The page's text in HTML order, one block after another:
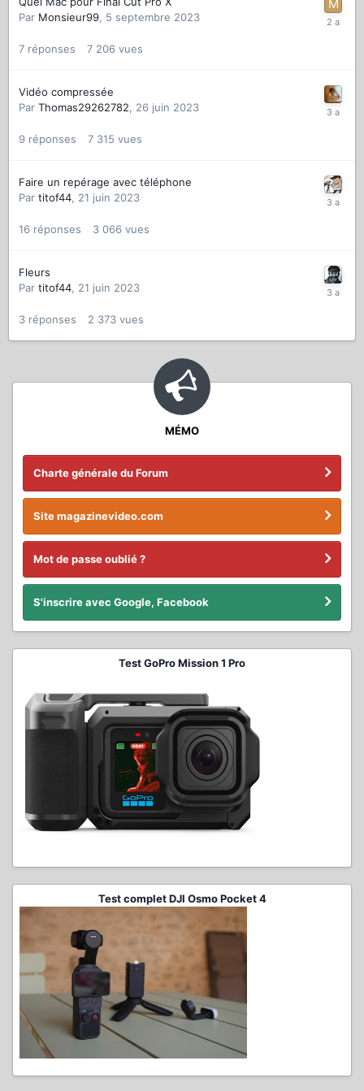
Par Monsieur99, 5 septembre 2023
7 réponses 7 206 vues
Vidéo compressée
Par Thomas29262782, 26 juin 2023
9 réponses 7 315 vues
Faire un repérage avec téléphone
Par titof44, 21 juin 2023
16 réponses 3 066 vues
Fleurs
Par titof44, 21 juin 2023
3 réponses 2 373 vues
MÉMO
Charte générale du Forum
Site magazinevideo.com
Mot de passe oublié ?
S'inscrire avec Google, Facebook
Test GoPro Mission 1 Pro
Test complet DJI Osmo Pocket 4